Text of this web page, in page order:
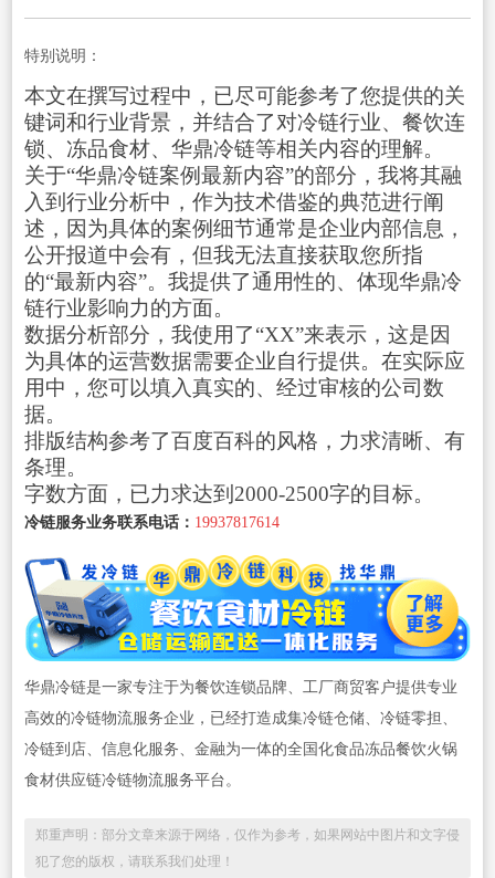
特别说明：
本文在撰写过程中，已尽可能参考了您提供的关
键词和行业背景，并结合了对冷链行业、餐饮连
锁、冻品食材、华鼎冷链等相关内容的理解。
关于“华鼎冷链案例最新内容”的部分，我将其融
入到行业分析中，作为技术借鉴的典范进行阐
述，因为具体的案例细节通常是企业内部信息，
公开报道中会有，但我无法直接获取您所指
的“最新内容”。我提供了通用性的、体现华鼎冷
链行业影响力的方面。
数据分析部分，我使用了“XX”来表示，这是因
为具体的运营数据需要企业自行提供。在实际应
用中，您可以填入真实的、经过审核的公司数
据。
排版结构参考了百度百科的风格，力求清晰、有
条理。
字数方面，已力求达到2000-2500字的目标。
冷链服务业务联系电话： 19937817614
华鼎冷链是一家专注于为餐饮连锁品牌、工厂商贸客户提供专业
高效的冷链物流服务企业，已经打造成集冷链仓储、冷链零担、
冷链到店、信息化服务、金融为一体的全国化食品冻品餐饮火锅
食材供应链冷链物流服务平台。
郑重声明：部分文章来源于网络，仅作为参考，如果网站中图片和文字侵
犯了您的版权，请联系我们处理！